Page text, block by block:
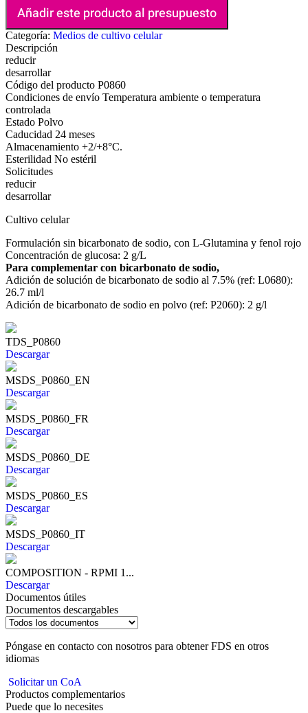
Añadir este producto al presupuesto
Categoría: Medios de cultivo celular
Descripción
reducir
desarrollar
Código del producto P0860
Condiciones de envío Temperatura ambiente o temperatura
controlada
Estado Polvo
Caducidad 24 meses
Almacenamiento +2/+8°C.
Esterilidad No estéril
Solicitudes
reducir
desarrollar
Cultivo celular
Formulación sin bicarbonato de sodio, con L-Glutamina y fenol rojo
Concentración de glucosa: 2 g/L
Para complementar con bicarbonato de sodio,
Adición de solución de bicarbonato de sodio al 7.5% (ref: L0680):
26.7 ml/l
Adición de bicarbonato de sodio en polvo (ref: P2060): 2 g/l
TDS_P0860
Descargar
MSDS_P0860_EN
Descargar
MSDS_P0860_FR
Descargar
MSDS_P0860_DE
Descargar
MSDS_P0860_ES
Descargar
MSDS_P0860_IT
Descargar
COMPOSITION - RPMI 1...
Descargar
Documentos útiles
Documentos descargables
Póngase en contacto con nosotros para obtener FDS en otros
idiomas
Solicitar un CoA
Productos complementarios
Puede que lo necesites